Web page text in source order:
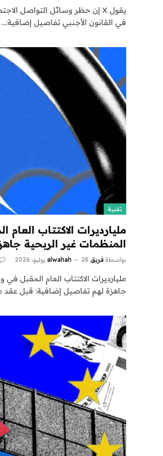
في القانون الأجنبي تفاصيل إضافية:…
تقنية
مليارديرات الاكتتاب
المنظمات غير الربحية
بواسطة فريق alwahah 28 يوليو، 2026
مليارديرات الاكتتاب العام المقبل
جاهزة لهم تفاصيل إضافية: قبل عقد